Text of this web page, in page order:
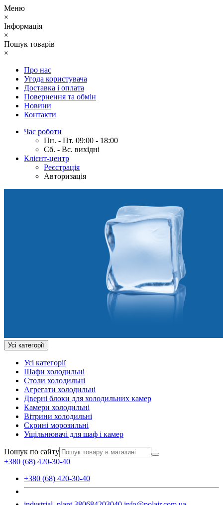
Меню
×
Інформація
×
Пошук товарів
×
Про нас
Угода користувача
Доставка і оплата
Повернення та обмін
Новини
Контакти
Час роботи
Пн. - Пт. 09:00 - 18:00
Сб. - Вс. вихідні
Клієнт-центр
Реєстрація
Авторизація
Усі категорії
Усі категорії
Шафи холодильні
Столи холодильні
Агрегати холодильні
Дверні блоки для холодильних камер
Камери холодильні
Вітрини холодильні
Скрині морозильні
Ущільнювачі для шаф і камер
Пошук по сайту
+380 (68) 420-30-40
+380 (68) 420-30-40